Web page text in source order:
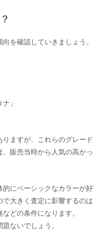
を確認していきましょう。
」
ますが、これらのグレード
販売当時から人気の高かっ
的にベーシックなカラーが好
大きく査定に影響するのは
どの条件になります。
ないでしょう。